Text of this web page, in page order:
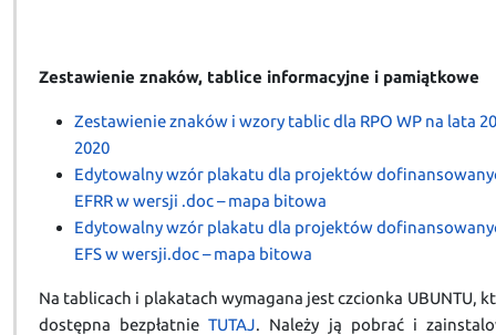
Zestawienie znaków, tablice informacyjne i pamiątkowe
Zestawienie znaków i wzory tablic dla RPO WP na lata
2020
Edytowalny wzór plakatu dla projektów
EFRR w wersji .doc – mapa bitowa
Edytowalny wzór plakatu dla projektów
EFS w wersji.doc – mapa bitowa
Na tablicach i plakatach wymagana jest czcionka UBUNTU,
dostępna bezpłatnieTUTAJ. Należy ją pobrać i